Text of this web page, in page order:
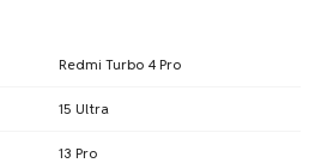
Redmi Turbo 4 Pro
15 Ultra
13 Pro